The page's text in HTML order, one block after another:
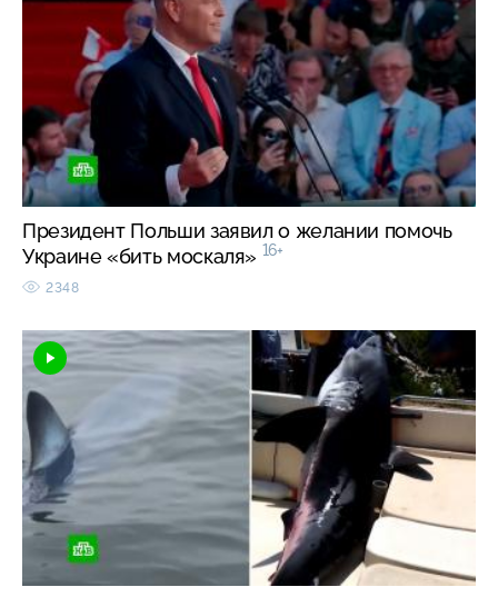
Президент Польши заявил о желании помочь
Украине «бить москаля» 16+
2348